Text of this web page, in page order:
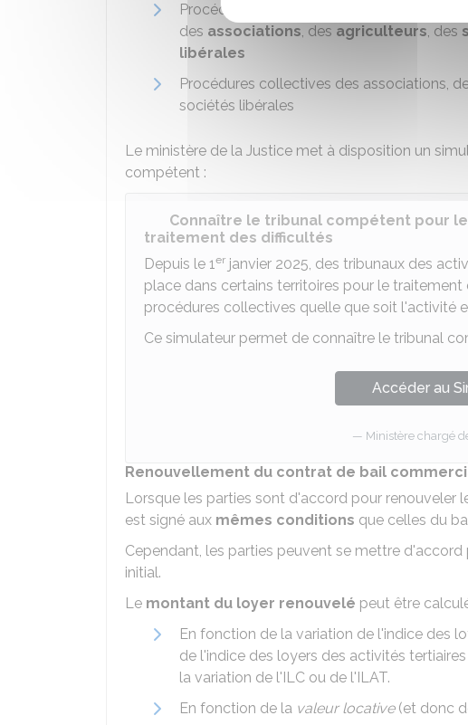
Procédures amiables (c'est-à-dire le
des associations, des agriculteurs, des
libérales
Procédures collectives des associations,
sociétés libérales
Le ministère de la Justice met à disposition un
compétent :
Connaître le tribunal compétent pour
traitement des difficultés
Depuis le 1er janvier 2025, des tribunaux des
place dans certains territoires pour le
procédures collectives quelle que soit l'activité
Ce simulateur permet de connaître le tribunal
Accéder au
Ministère chargé
Renouvellement du contrat de bail
Lorsque les parties sont d'accord pour renouveler
est signé aux mêmes conditions que celles du
Cependant, les parties peuvent se mettre
initial.
Le montant du loyer renouvelé peut être
En fonction de la variation de l'indice des
de l'indice des loyers des activités
la variation de l'ILC ou de l'ILAT.
En fonction de la valeur locative(et donc